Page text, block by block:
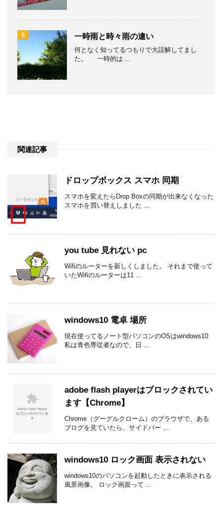
6 一時雨と時々雨の違い
何となく知ってるつもりで大誤解してまし
た。 一時的は ...
関連記事
ドロップボックス スマホ 同期
スマホを変えたらDrop Boxの同期が出来なくなった
スマホを買い替えしました ...
you tube 見れない pc
Wifiのルーターを新しくしました。 それまで使って
いたWifiのルーターは11 ...
windows10 電卓 場所
現在使ってるノート型パソコンのOSはwindows10
私は青色専従者なので、日 ...
adobe flash playerはブロックされてい
ます【Chrome】
Chrome（グーグルクローム）のブラウザで、ある
ブログを見ていたら、サイドバー ...
windows10 ロック画面 表示されない
windows10のパソコンを起動したときに表示される
風景画像。 ロック画面って ...